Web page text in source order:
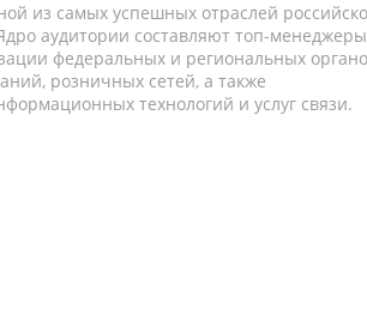
из самых успешных отраслей
аудитории составляют топ-
федеральных и региональных
розничных сетей, а также
технологий и услуг связи.